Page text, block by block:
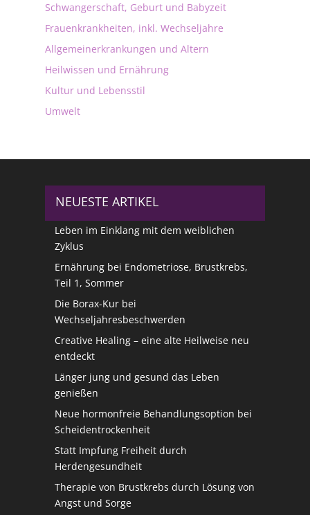
Schwangerschaft, Geburt und Babyzeit
Frauenkrankheiten, inkl. Wechseljahre
Allgemeinerkrankungen und Altern
Heilwissen und Ernährung
Kultur und Lebensstil
Umwelt
NEUESTE ARTIKEL
Leben im Einklang mit dem weiblichen
Zyklus
Ernährung bei Endometriose, Brustkrebs,
Teil 1, Sommer
Die Borax-Kur bei
Wechseljahresbeschwerden
Creative Healing – eine alte Heilweise neu
entdeckt
Länger jung und gesund das Leben
genießen
Neue hormonfreie Behandlungsoption bei
Scheidentrockenheit
Statt Impfung Freiheit durch
Herdengesundheit
Therapie von Brustkrebs durch Lösung von
Angst und Sorge